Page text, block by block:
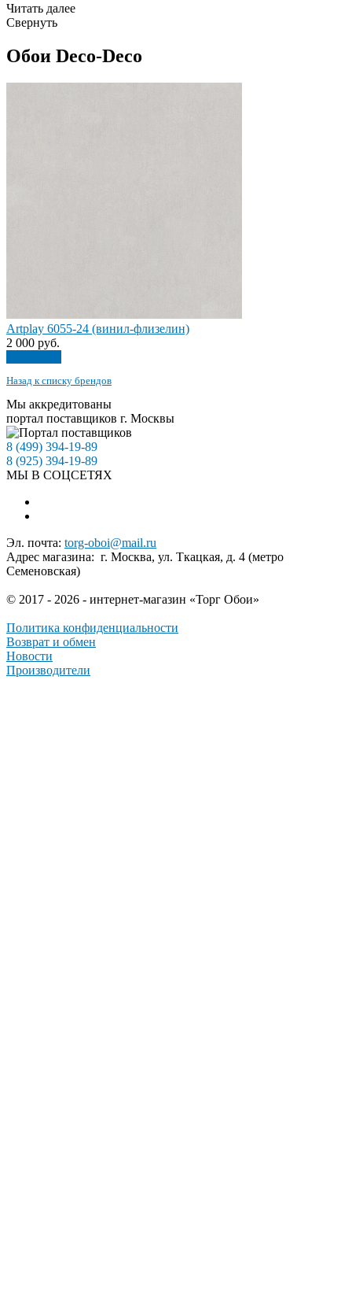
Читать далее
Свернуть
Обои Deco-Deco
Artplay 6055-24 (винил-флизелин)
2 000 руб.
Назад к списку брендов
Мы аккредитованы
портал поставщиков г. Москвы
8 (499) 394-19-89
8 (925) 394-19-89
МЫ В СОЦСЕТЯХ
Эл. почта: torg-oboi@mail.ru
Адрес магазина: г. Москва, ул. Ткацкая, д. 4 (метро
Семеновская)
© 2017 - 2026 - интернет-магазин «Торг Обои»
Политика конфиденциальности
Возврат и обмен
Новости
Производители